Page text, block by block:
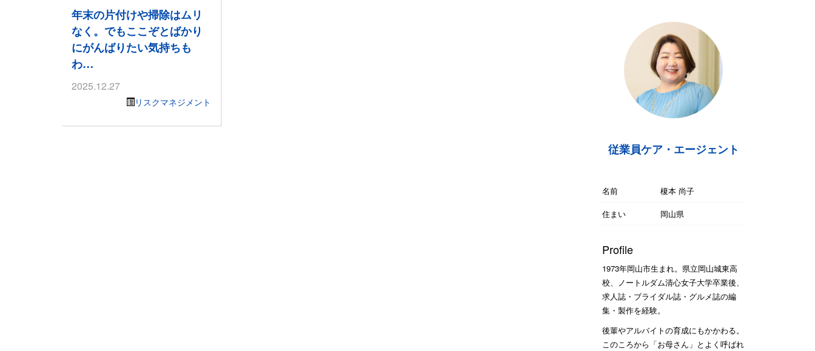
年末の片付けや掃除はムリ
なく。でもここぞとばかり
にがんばりたい気持ちも
わ…
2025.12.27
リスクマネジメント
従業員ケア・エージェント
名前
榎本 尚子
住まい
岡山県
Profile
1973年岡山市生まれ。県立岡山城東高
校、ノートルダム清心女子大学卒業後、
求人誌・ブライダル誌・グルメ誌の編
集・製作を経験。
後輩やアルバイトの育成にもかかわる。
このころから「お母さん」とよく呼ばれ